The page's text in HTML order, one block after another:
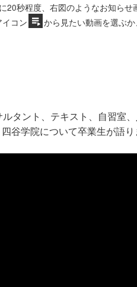
20秒程度、右図のようなお知らせ
コン
から見たい動画を選ぶか
タント、テキスト、自習室
谷学院について卒業生が語り